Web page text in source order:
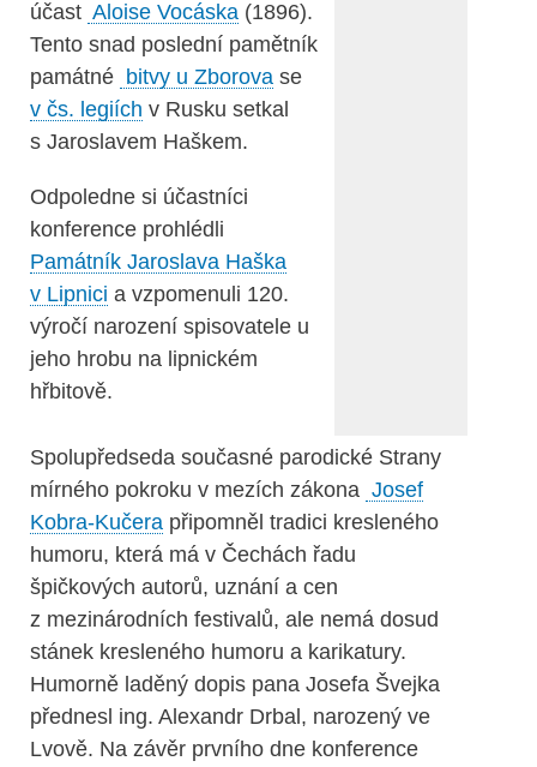
účast Aloise Vocáska (1896).
Tento snad poslední pamětník
památné bitvy u Zborova se
v čs. legiích v Rusku setkal
s Jaroslavem Haškem.
Odpoledne si účastníci
konference prohlédli
Památník Jaroslava Haška
v Lipnici a vzpomenuli 120.
výročí narození spisovatele u
jeho hrobu na lipnickém
hřbitově.
Spolupředseda současné parodické Strany
mírného pokroku v mezích zákona Josef
Kobra-Kučera připomněl tradici kresleného
humoru, která má v Čechách řadu
špičkových autorů, uznání a cen
z mezinárodních festivalů, ale nemá dosud
stánek kresleného humoru a karikatury.
Humorně laděný dopis pana Josefa Švejka
přednesl ing. Alexandr Drbal, narozený ve
Lvově. Na závěr prvního dne konference